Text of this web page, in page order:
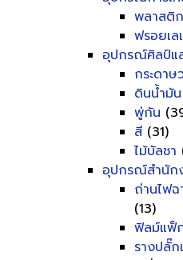
พลาสติ
ฟรอยเล
อุปกรณ์ศิลป์แ
กระดา
ดินน้ำมัน
พู่กัน
สี (31)
ไม้บัลชา
อุปกรณ์สำนัก
ถ่านไฟ
(13)
ฟิลม์แฟ็
รางปลั๊ก